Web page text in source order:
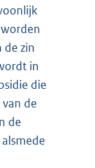
de zin
in
die
de
de